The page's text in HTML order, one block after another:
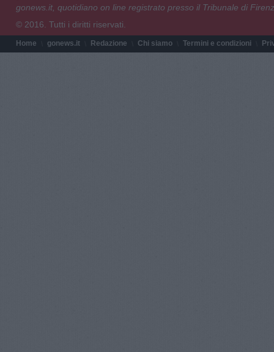
gonews.it, quotidiano on line registrato presso il Tribunale di
© 2016. Tutti i diritti riservati.
Home gonews.it Redazione Chi siamo Termini e condizioni